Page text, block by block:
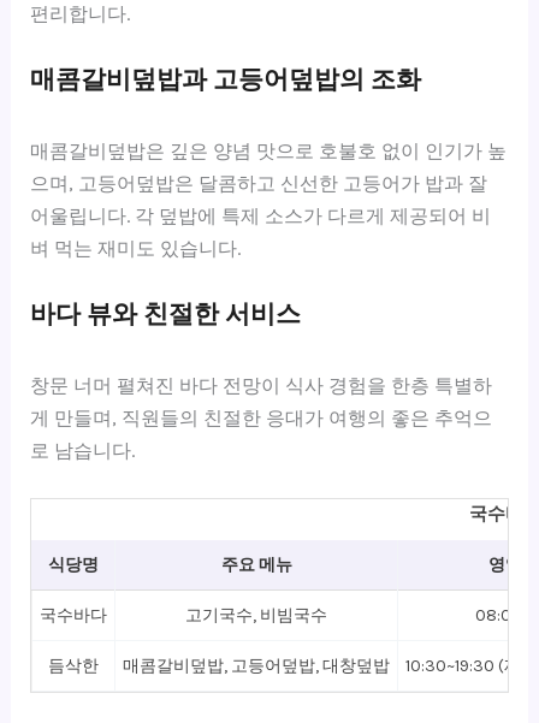
편리합니다.
매콤갈비덮밥과 고등어덮밥의 조화
매콤갈비덮밥은 깊은 양념 맛으로 호불호 없이 인기가 높
으며, 고등어덮밥은 달콤하고 신선한 고등어가 밥과 잘
어울립니다. 각 덮밥에 특제 소스가 다르게 제공되어 비
벼 먹는 재미도 있습니다.
바다 뷰와 친절한 서비스
창문 너머 펼쳐진 바다 전망이 식사 경험을 한층 특별하
게 만들며, 직원들의 친절한 응대가 여행의 좋은 추억으
로 남습니다.
국수바
식당명 주요 메뉴 영업
국수바다 고기국수, 비빔국수
듬삭한 매콤갈비덮밥, 고등어덮밥, 대창덮밥 10:30~19:30 (재